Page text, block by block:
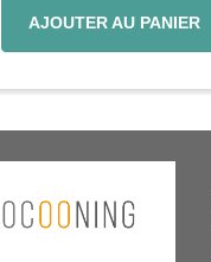
AJOUTER AU PANIER